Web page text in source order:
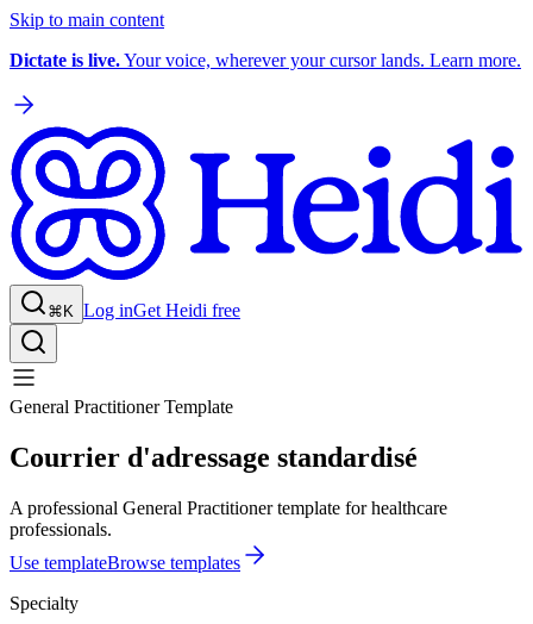
Skip to main content
Dictate is live.Your voice, wherever your cursor lands. Learn more.
⌘K Log inGet Heidi free
General Practitioner Template
Courrier d'adressage standardisé
A professional General Practitioner template for healthcare
professionals.
Use templateBrowse templates
Specialty